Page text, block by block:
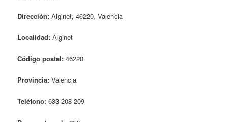
Dirección: Alginet, 46220, Valencia
Localidad: Alginet
Código postal: 46220
Provincia: Valencia
Teléfono: 633 208 209